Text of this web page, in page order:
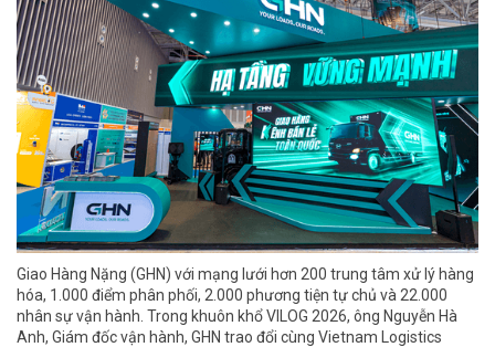
Giao Hàng Nặng (GHN) với mạng lưới hơn 200 trung tâm xử lý hàng
hóa, 1.000 điểm phân phối, 2.000 phương tiện tự chủ và 22.000
nhân sự vận hành. Trong khuôn khổ VILOG 2026, ông Nguyễn Hà
Anh, Giám đốc vận hành, GHN trao đổi cùng Vietnam Logistics